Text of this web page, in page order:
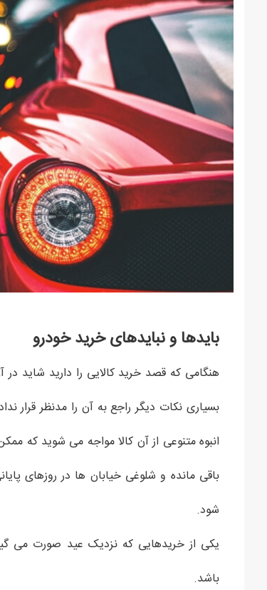
بایدها و نبایدهای خرید خودرو
هنگامی که قصد خرید کالایی را دارید شاید
بسیاری نکات دیگر راجع به آن را مدنظر قرار
انبوه متنوعی از آن کالا مواجه می شوید که
باقی مانده و شلوغی خیابان ها در روزهای
شود.
یکی از خریدهایی که نزدیک عید صورت می
باشد.